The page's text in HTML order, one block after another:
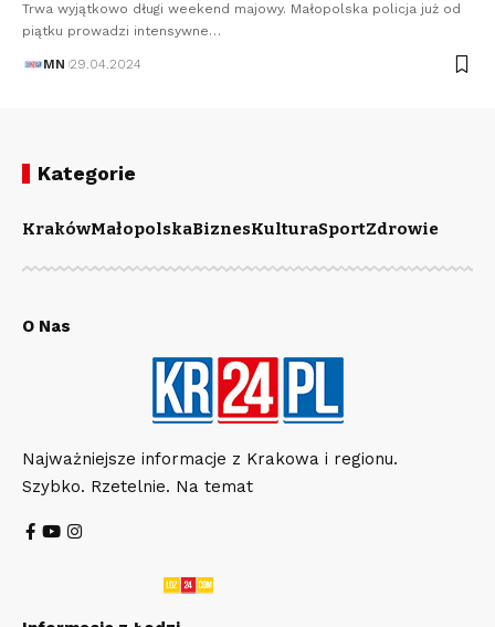
Trwa wyjątkowo długi weekend majowy. Małopolska policja już od
piątku prowadzi intensywne…
MN 29.04.2024
Kategorie
KrakówMałopolskaBiznesKulturaSportZdrowie
O Nas
Najważniejsze informacje z Krakowa i regionu.
Szybko. Rzetelnie. Na temat